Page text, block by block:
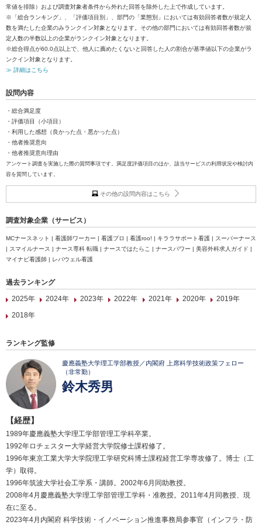
常値を排除）および調査対象者条件から外れた回答を除外した上で作成しています。
※「総合ランキング」、「評価項目別」、部門の「業態別」においては有効回答者数が規定人
数を満たした企業のみランクイン対象となります。その他の部門においては有効回答者数が規
定人数の半数以上の企業がランクイン対象となります。
※総合得点が60.0点以上で、他人に薦めたくないと回答した人の割合が基準値以下の企業がラ
ンクイン対象となります。
≫ 詳細はこちら
設問内容
・総合満足度
・評価項目（小項目）
・利用した感想（良かった点・悪かった点）
・他者推奨意向
・他者推奨意向理由
アンケート調査を実施した際の質問事項です。満足度評価項目のほか、該当サービスの利用状況や検討内
容を質問しています。
その他の設問内容はこちら
調査対象企業（サービス）
MCナースネット | 看護師ワーカー | 看護プロ | 看護roo! | キララサポート看護 | スーパーナース
| スマイルナース | ナース専科 転職 | ナースではたらこ | ナースパワー | 美容外科求人ガイド |
マイナビ看護師 | レバウェル看護
過去ランキング
2025年
2024年 2023年 2022年 2021年 2020年
2019年
2018年
ランキング監修
慶應義塾大学理工学部教授／内閣府 上席科学技術政策フェロー
（非常勤）
鈴木秀男
【経歴】
1989年慶應義塾大学理工学部管理工学科卒業。
1992年ロチェスター大学経営大学院修士課程修了。
1996年東京工業大学大学院理工学研究科博士課程経営工学専攻修了。博士（工
学）取得。
1996年筑波大学社会工学系・講師。2002年6月同助教授。
2008年4月慶應義塾大学理工学部管理工学科・准教授。2011年4月同教授、現
在に至る。
2023年4月内閣府 科学技術・イノベーション推進事務局参事官（インフラ・防